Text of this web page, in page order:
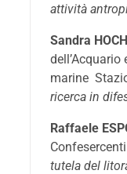
attività
Sandra
marine
ricerca in
Raffaele
tutela del